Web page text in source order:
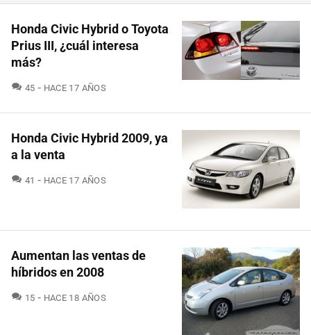
Honda Civic Hybrid o Toyota
Prius III, ¿cuál interesa
más?
45 COMENTARIOS
HACE 17 AÑOS
Honda Civic Hybrid 2009, ya
a la venta
41 COMENTARIOS
HACE 17 AÑOS
Aumentan las ventas de
híbridos en 2008
15 COMENTARIOS
HACE 18 AÑOS